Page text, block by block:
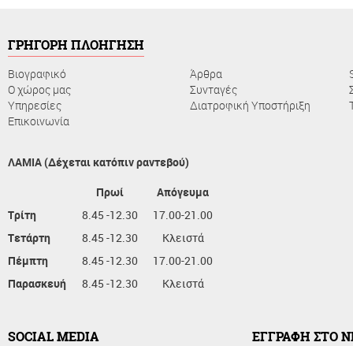
ΓΡΗΓΟΡΗ ΠΛΟΗΓΗΣΗ
Βιογραφικό Άρθρα
Ο χώρος μας
Συνταγές
Υπηρεσίες
Διατροφική Υποστήριξη
Επικοινωνία
ΛΑΜΙΑ (Δέχεται κατόπιν ραντεβού)
Πρωί
Απόγευμα
Τρίτη
8.45 -12.30
17.00-21.00
Τετάρτη
8.45 -12.30
Κλειστά
Πέμπτη
8.45 -12.30
17.00-21.00
Παρασκευή
8.45 -12.30 Κλειστά
SOCIAL MEDIA ΕΓΓΡΑΦΗ ΣΤΟ